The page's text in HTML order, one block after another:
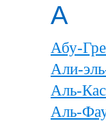
А
Абу-
Али-
Аль-
Аль-